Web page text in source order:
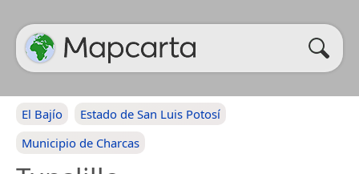
El Bajío
Estado de San Luis Potosí
Municipio de Charcas